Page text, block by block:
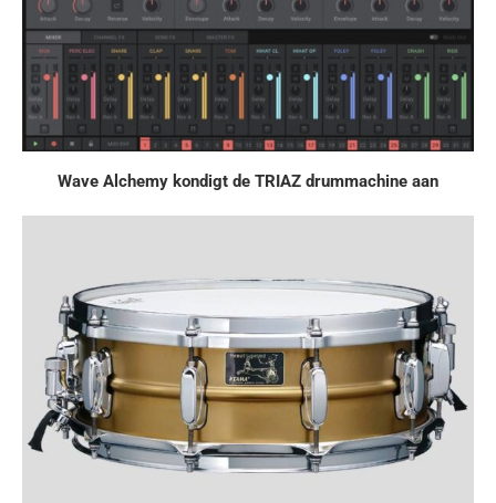
Wave Alchemy kondigt de TRIAZ drummachine aan